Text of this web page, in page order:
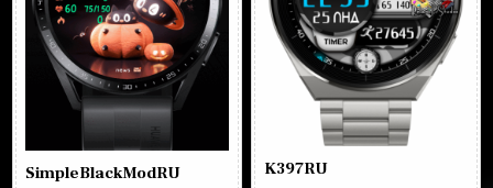
K397RU
SimpleBlackModRU